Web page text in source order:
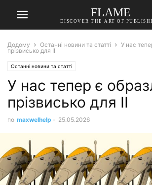
FLAME
DISCOVER THE ART OF
Додому Останні новини та статті
У нас
прізвисько для ІІ
Останні новини та статті
У нас тепер є
прізвисько для ІІ
по maxwelhelp - 25.05.2026